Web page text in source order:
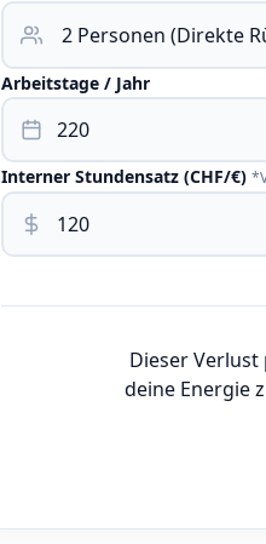
Arbeitstage / Jahr
Interner Stundensatz (CHF/€)
Dieser Verlust
deine Energie